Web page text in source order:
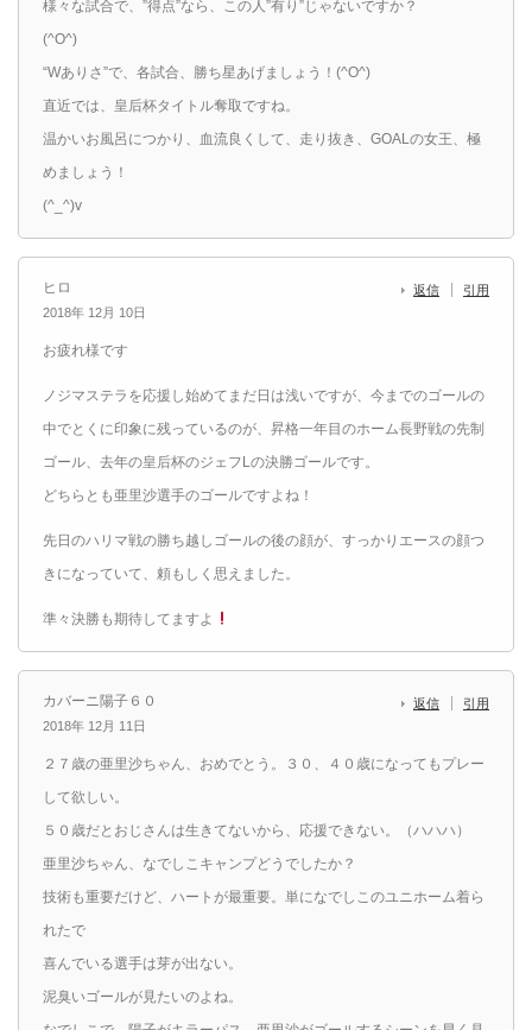
様々な試合で、”得点”なら、この人”有り”じゃないですか？
(^O^)
“Wありさ”で、各試合、勝ち星あげましょう！(^O^)
直近では、皇后杯タイトル奪取ですね。
温かいお風呂につかり、血流良くして、走り抜き、GOALの女王、極
めましょう！
(^_^)v
ヒロ
2018年 12月 10日
返信 引用
お疲れ様です
ノジマステラを応援し始めてまだ日は浅いですが、今までのゴールの
中でとくに印象に残っているのが、昇格一年目のホーム長野戦の先制
ゴール、去年の皇后杯のジェフLの決勝ゴールです。
どちらとも亜里沙選手のゴールですよね！
先日のハリマ戦の勝ち越しゴールの後の顔が、すっかりエースの顔つ
きになっていて、頼もしく思えました。
準々決勝も期待してますよ
カバーニ陽子６０
2018年 12月 11日
返信 引用
２７歳の亜里沙ちゃん、おめでとう。３０、４０歳になってもプレー
して欲しい。
５０歳だとおじさんは生きてないから、応援できない。（ハハハ）
亜里沙ちゃん、なでしこキャンプどうでしたか？
技術も重要だけど、ハートが最重要。単になでしこのユニホーム着ら
れたで
喜んでいる選手は芽が出ない。
泥臭いゴールが見たいのよね。